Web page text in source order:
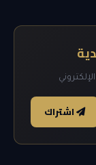
اشتراك